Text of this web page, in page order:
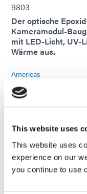
This website uses
This website uses
experience on our
you continue to use
9803
Der optische
Kameramodul-
mit LED-Licht, UV-
Wärme aus.
Americas
Der optische Epoxid
mit LED-Licht, UV-
Wärme aus.